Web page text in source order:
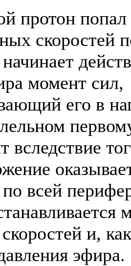
протон
скоростей
момент сил,
его в
вследствие
всей
и,
эфира.